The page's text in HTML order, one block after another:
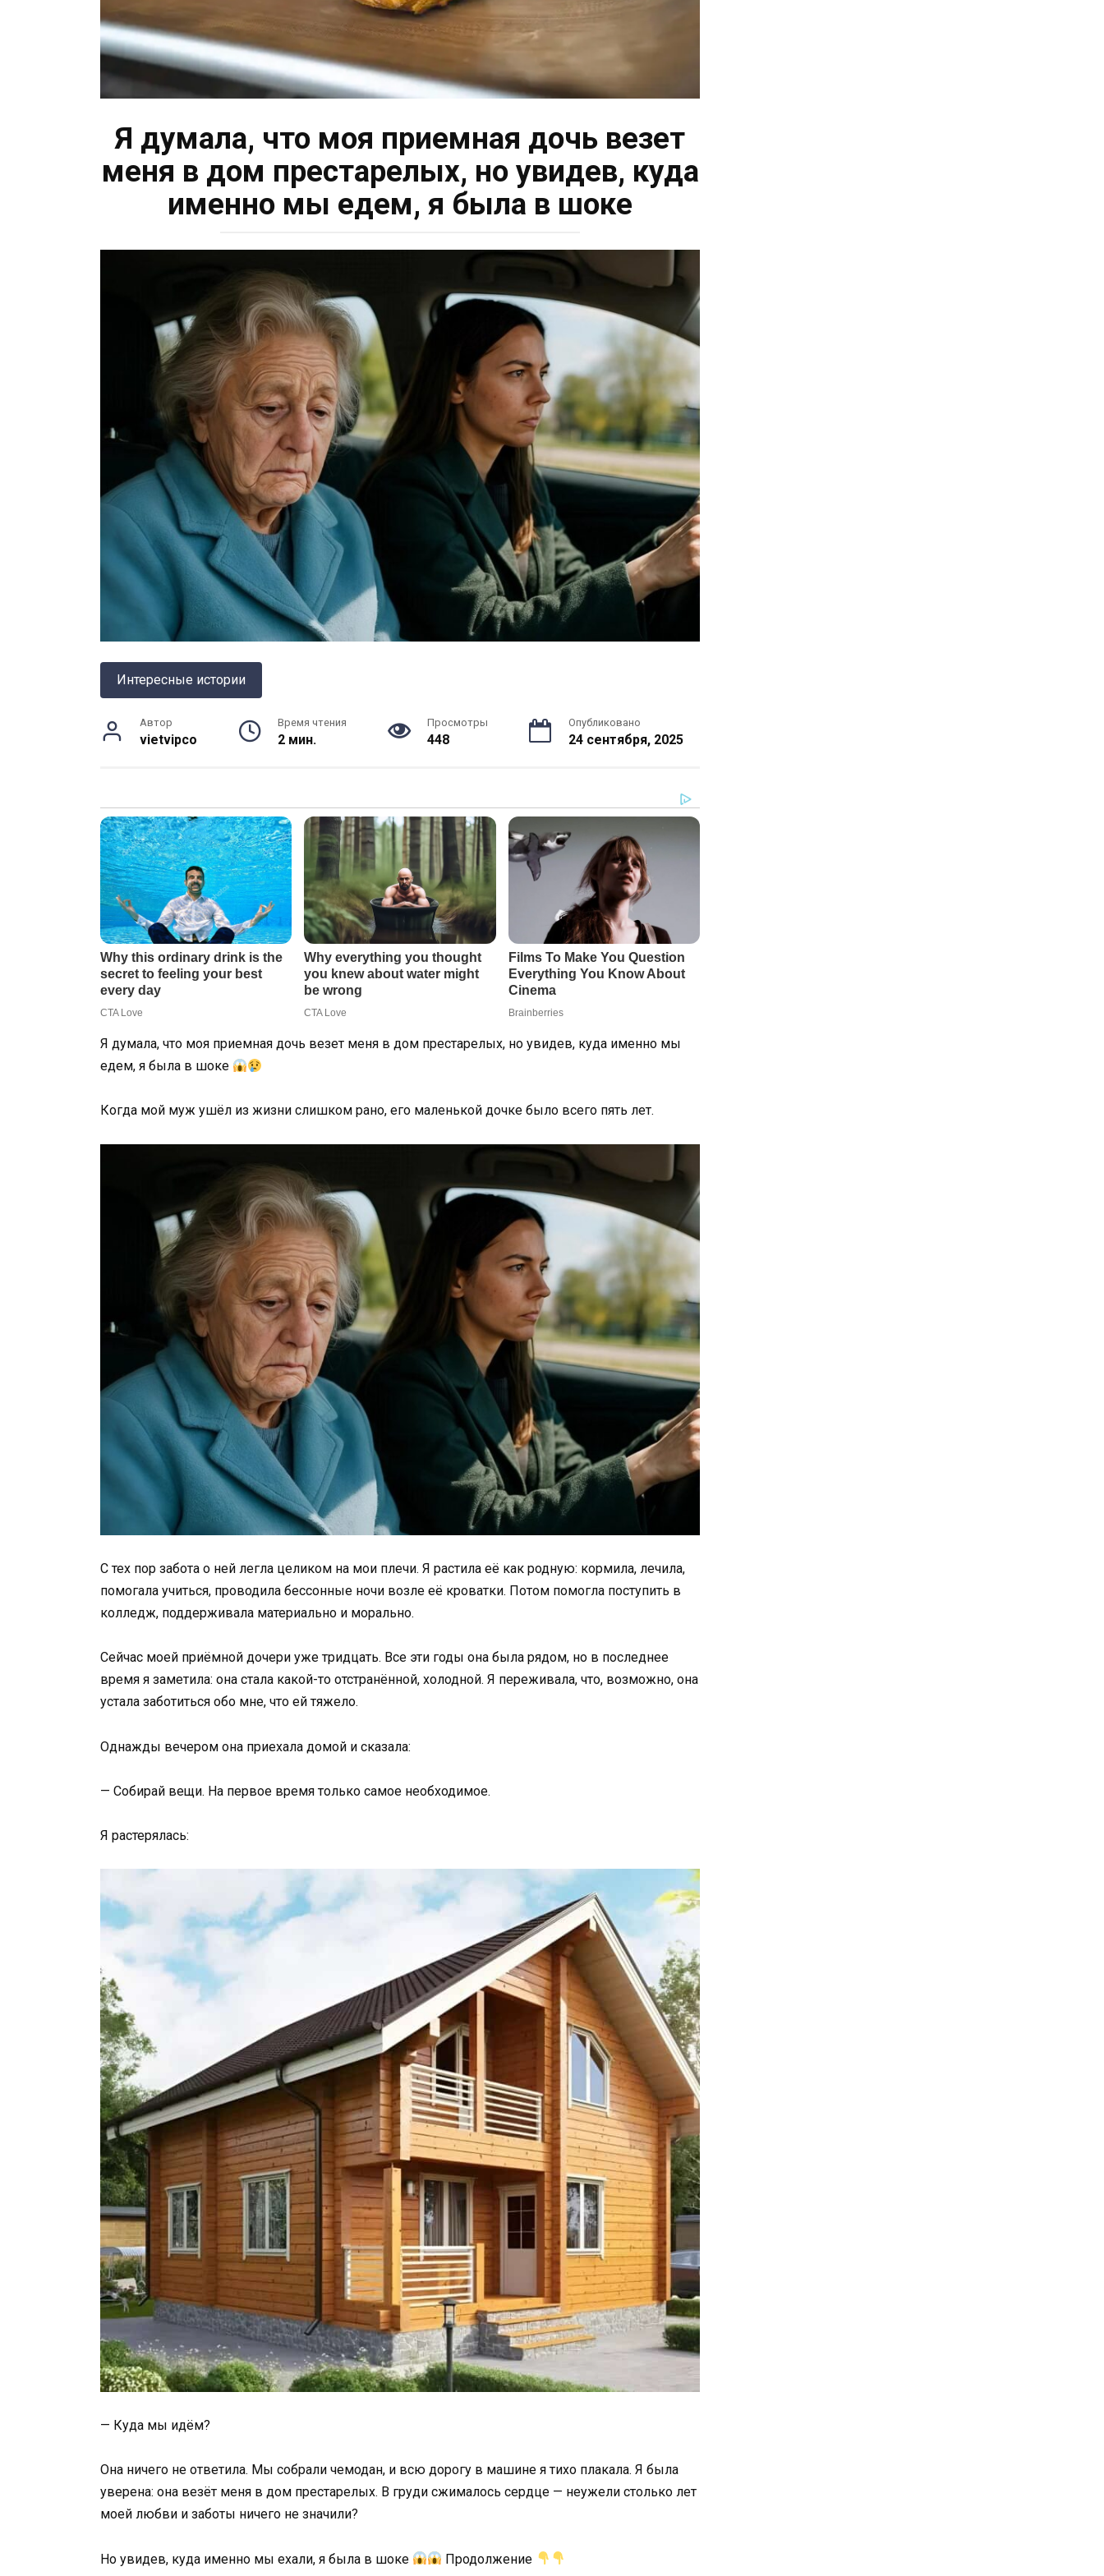
Я думала, что моя приемная дочь везет
меня в дом престарелых, но увидев, куда
именно мы едем, я была в шоке
Интересные истории
Автор
vietvipco
Время чтения
2 мин.
Просмотры
448
Опубликовано
24 сентября, 2025
Я думала, что моя приемная дочь везет меня в дом престарелых, но увидев, куда именно мы
едем, я была в шоке
Когда мой муж ушёл из жизни слишком рано, его маленькой дочке было всего пять лет.
С тех пор забота о ней легла целиком на мои плечи. Я растила её как родную: кормила, лечила,
помогала учиться, проводила бессонные ночи возле её кроватки. Потом помогла поступить в
колледж, поддерживала материально и морально.
Сейчас моей приёмной дочери уже тридцать. Все эти годы она была рядом, но в последнее
время я заметила: она стала какой-то отстранённой, холодной. Я переживала, что, возможно, она
устала заботиться обо мне, что ей тяжело.
Однажды вечером она приехала домой и сказала:
— Собирай вещи. На первое время только самое необходимое.
Я растерялась:
— Куда мы идём?
Она ничего не ответила. Мы собрали чемодан, и всю дорогу в машине я тихо плакала. Я была
уверена: она везёт меня в дом престарелых. В груди сжималось сердце — неужели столько лет
моей любви и заботы ничего не значили?
Но увидев, куда именно мы ехали, я была в шоке Продолжение